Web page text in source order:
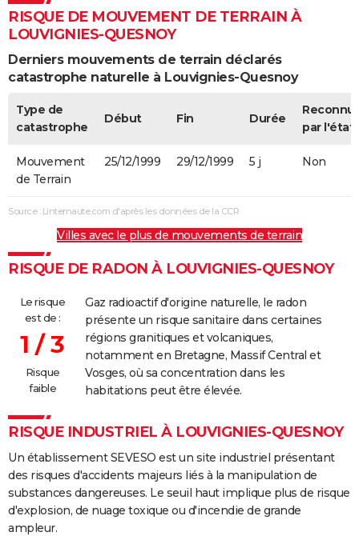
RISQUE DE MOUVEMENT DE TERRAIN À
LOUVIGNIES-QUESNOY
Derniers mouvements de terrain déclarés
catastrophe naturelle à Louvignies-Quesnoy
Type de
catastrophe
Début Fin Durée
par l'état
Mouvement
de Terrain
25/12/1999 29/12/1999 5 j Non
Source : Linternaute.com d'après les données de la CCR
Villes avec le plus de mouvements de terrain
RISQUE DE RADON À LOUVIGNIES-QUESNOY
Le risque
est de :
1 / 3
Risque
faible
Gaz radioactif d'origine naturelle, le radon
présente un risque sanitaire dans certaines
régions granitiques et volcaniques,
notamment en Bretagne, Massif Central et
Vosges, où sa concentration dans les
habitations peut être élevée.
RISQUE INDUSTRIEL À LOUVIGNIES-QUESNOY
Un établissement SEVESO est un site industriel présentant
des risques d'accidents majeurs liés à la manipulation de
substances dangereuses. Le seuil haut implique plus de risque
d'explosion, de nuage toxique ou d'incendie de grande
ampleur.